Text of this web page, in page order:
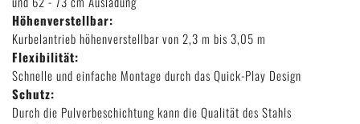
Höhenverstellbar:
Kurbelantrieb höhenverstellbar von 2,3 m bis 3,05 m
Flexibilität:
Schnelle und einfache Montage durch das Quick-Play Design
Schutz:
Durch die Pulverbeschichtung kann die Qualität des Stahls